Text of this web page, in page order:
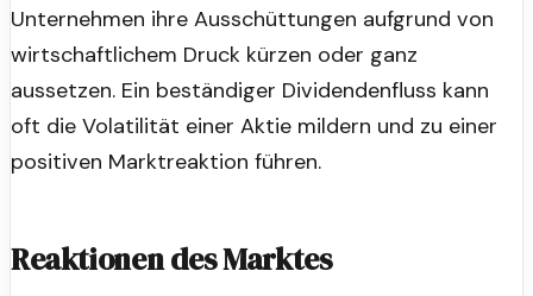
Unternehmen ihre Ausschüttungen aufgrund von
wirtschaftlichem Druck kürzen oder ganz
aussetzen. Ein beständiger Dividendenfluss kann
oft die Volatilität einer Aktie mildern und zu einer
positiven Marktreaktion führen.
Reaktionen des Marktes